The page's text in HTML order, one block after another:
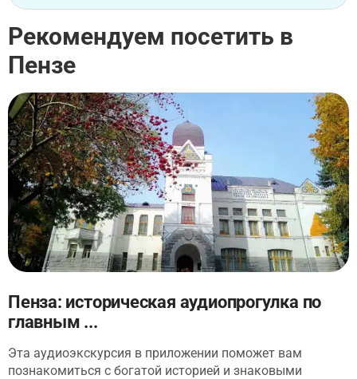
Рекомендуем посетить в
Пензе
Пенза: историческая аудиопрогулка по
главным ...
Эта аудиоэкскурсия в приложении поможет вам
познакомиться с богатой историей и знаковыми